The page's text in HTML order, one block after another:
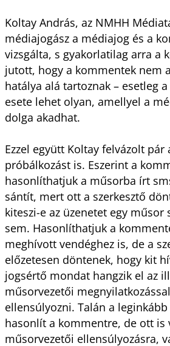
Koltay András, az NMHH
médiajogász a médiajog és a
vizsgálta, s gyakorlatilag arra a
jutott, hogy a kommentek nem
hatálya alá tartoznak – esetleg
esete lehet olyan, amellyel a
dolga akadhat.
Ezzel együtt Koltay felvázolt pár
próbálkozást is. Eszerint a
hasonlíthatjuk a műsorba írt
sántít, mert ott a szerkesztő
kiteszi-e az üzenetet egy műsor
sem. Hasonlíthatjuk a
meghívott vendéghez is, de a
előzetesen döntenek, hogy kit
jogsértő mondat hangzik el az
műsorvezetői
ellensúlyozni. Talán a
hasonlít a kommentre, de ott is
műsorvezetői ellensúlyozásra,